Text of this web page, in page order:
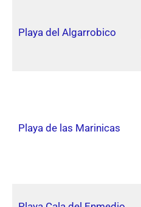
Playa del Algarrobico
Playa de las Marinicas